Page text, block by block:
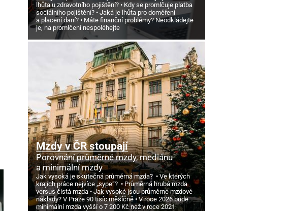
lhůta u zdravotního pojištění?
Kdy se promlčuje platba
sociálního pojištění?
Jaká je lhůta pro doměření
a placení daní?
Máte finanční problémy? Neodkládejte
je, na promlčení nespoléhejte
Mzdy v ČR stoupají
Porovnání průměrné mzdy, mediánu
a minimální mzdy
Jak vysoká je skutečná průměrná mzda?
Ve kterých
krajích práce nejvíce „sype“?
Průměrná hrubá mzda
versus čistá mzda
Jak vysoké jsou průměrné mzdové
náklady? V Praze 90 tisíc měsíčně
V roce 2026 bude
minimální mzda vyšší o 7 200 Kč než v roce 2021